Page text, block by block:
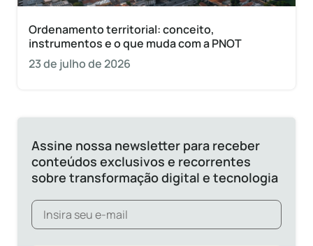
Ordenamento territorial: conceito,
instrumentos e o que muda com a PNOT
23 de julho de 2026
Assine nossa newsletter para receber
conteúdos exclusivos e recorrentes
sobre transformação digital e tecnologia